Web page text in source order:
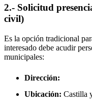
2.- Solicitud
civil)
Es la opción tradicional
interesado debe acudir
municipales:
Dirección:
Ubicación: Castilla